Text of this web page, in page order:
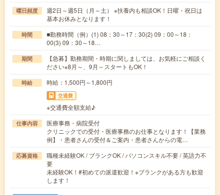
曜日頻度
週2日～週5日（月～土） ※扶養内も相談OK！日曜・祝日は
基本お休みとなります！
時間
■勤務時間（例）(1) 08：30～17：30(2) 09：00～18：
00(3) 09：30～18…
期間
【急募】勤務期間・時期に関しましては、お気軽にご相談く
ださい※8月～、9月～スタートもOK！
時給 時給：1,500円～1,800円
交通費
※交通費全額支給♪
仕事内容
医療事務・病院受付
クリニックでの受付・医療事務のお仕事となります！【業務
例】・患者さんの受付＆ご案内・患者さんからの電…
応募資格
職種未経験OK / ブランクOK / パソコンスキル不要 / 英語力不
要
未経験OK！#初めての派遣歓迎！※ブランクがある方も歓迎
します！